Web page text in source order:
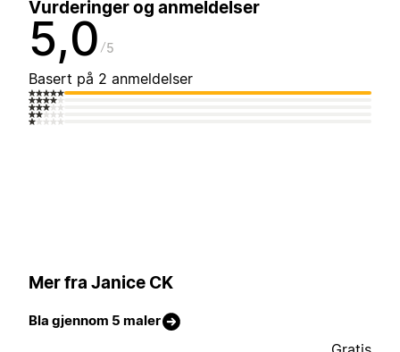
Vurderinger og anmeldelser
5,0 5
Basert på 2 anmeldelser
Mer fra Janice CK
Bla gjennom 5 maler